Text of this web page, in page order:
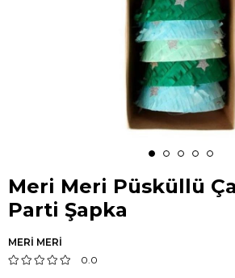
Meri Meri Püsküllü
Parti Şapka
MERİ MERİ
0.0